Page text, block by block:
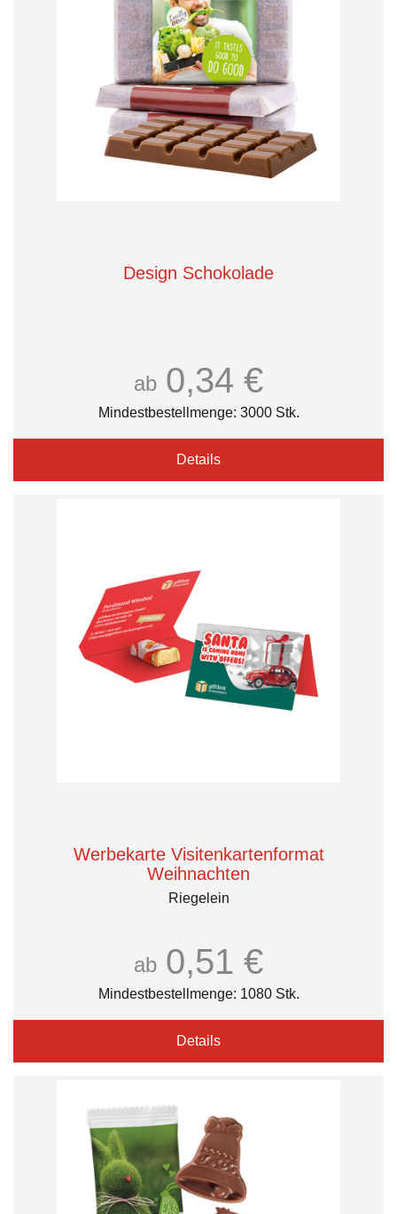
Design Schokolade
ab 0,34 €
Mindestbestellmenge: 3000 Stk.
Details
Werbekarte Visitenkartenformat
Weihnachten
Riegelein
ab 0,51 €
Mindestbestellmenge: 1080 Stk.
Details